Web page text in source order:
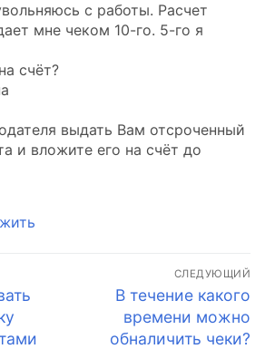
с работы. Расчет
мне чеком 10-го. 5-го я
счёт?
выдать Вам отсроченный
и вложите его на счёт до
СЛЕДУЮЩИЙ
Следующая
запись:
В течение какого
времени можно
обналичить чеки?